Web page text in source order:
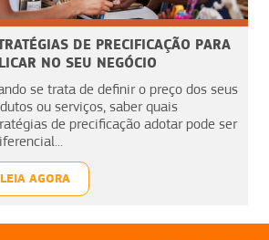
DE PRECIFICAÇÃO PARA
NO SEU NEGÓCIO
se trata de definir o preço dos seus
ou serviços, saber quais
de precificação adotar pode ser
LEIA AGORA